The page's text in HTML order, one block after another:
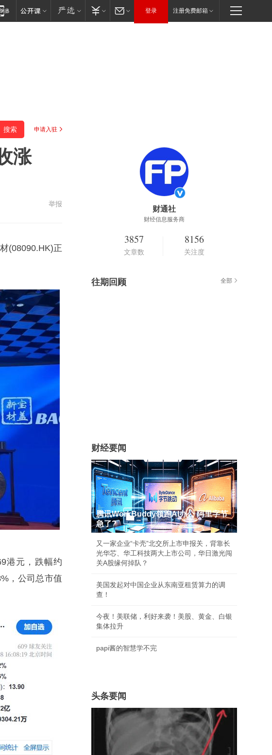
登录 注册免费邮箱
申请入驻
涨
举报
(08090.HK)正
港元，跌幅约
，公司总市值
财通社
财经信息服务商
3857
文章数
8156
关注度
往期回顾 全部
财经要闻
腾讯WorkBuddy领跑AI办公 阿里字节
急了?
又一家企业“卡壳”北交所上市申报关，背靠长
光华芯、华工科技两大上市公司，华日激光闯
关A股缘何掉队？
美国发起对中国企业从东南亚租赁算力的调
查！
今夜！美联储，利好来袭！美股、黄金、白银
集体拉升
papi酱的智慧学不完
头条要闻